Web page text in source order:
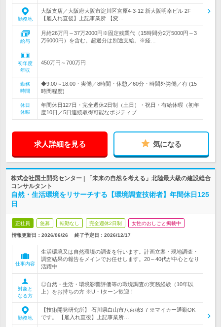
勤務地
大阪支店／大阪府大阪市淀川区宮原4-3-12 新大阪明幸ビル 2F
【雇入れ直後】上記事業所 【変…
給与
月給26万円～37万2000円※固定残業代（15時間分2万5000円～3
万6000円）を含む。超過分は別途支給。※経…
初年度
年収
450万円～700万円
勤務
時間
◆9:00～18:00・実働／8時間・休憩／60分・時間外労働／有 (15
時間程度)
休日
休暇
年間休日127日・完全週休2日制（土日）・祝日・有給休暇（初年
度10日／5日連続取得可能なポジティブ…
求人詳細を見る 気になる
株式会社国土開発センター | 「未来の自然を考える」北陸最大級の建設総合
コンサルタント
自然・生活環境をリサーチする【環境調査技術者】年間休日125
日
正社員 急募 転勤なし 完全週休2日制 女性のおしごと掲載中
情報更新日：2026/06/26 終了予定日： 2026/12/17
仕事内容
生活環境又は自然環境の調査を行います。計画立案・現地調査・
調査結果の報告をメインでお任せします。20～40代が中心となり
活躍中
対象と
なる方
◎自然・生活・環境影響評価等の環境調査の実務経験（10年以
上）をお持ちの方 ※U・Iターン歓迎！
勤務地
【技術開発研究所】 石川県白山市八束穂3-7 ※マイカー通勤OK
です。 【雇入れ直後】上記事業所…